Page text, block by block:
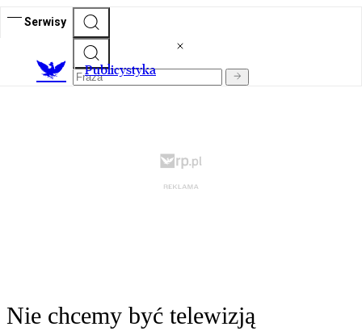
Serwisy
Publicystyka
Nie chcemy być telewizją